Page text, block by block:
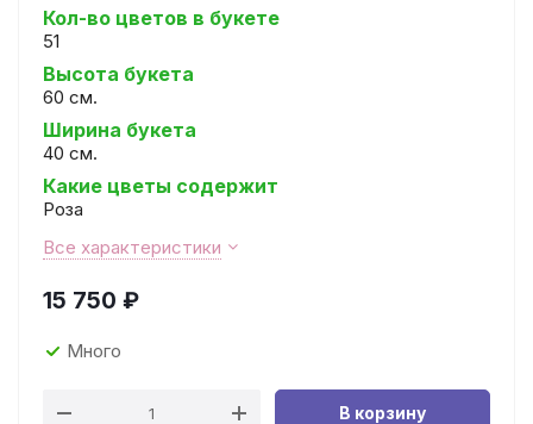
Кол-во цветов в букете
51
Высота букета
60 см.
Ширина букета
40 см.
Какие цветы содержит
Роза
Все характеристики
15 750 ₽
Много
В корзину